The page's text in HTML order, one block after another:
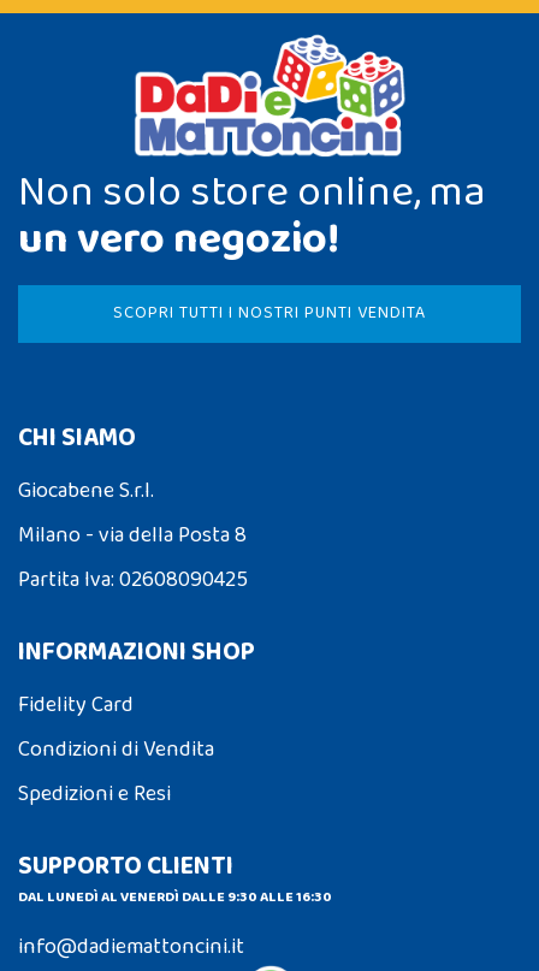
Non solo store online, ma
un vero negozio!
SCOPRI TUTTI I NOSTRI PUNTI VENDITA
CHI SIAMO
Giocabene S.r.l.
Milano - via della Posta 8
Partita Iva: 02608090425
INFORMAZIONI SHOP
Fidelity Card
Condizioni di Vendita
Spedizioni e Resi
SUPPORTO CLIENTI
DAL LUNEDÌ AL VENERDÌ DALLE 9:30 ALLE 16:30
info@dadiemattoncini.it